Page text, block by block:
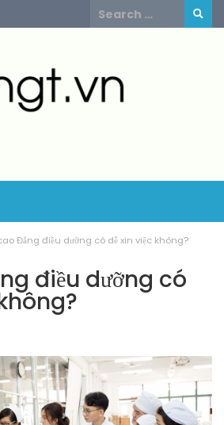
Search
for:
Đẳng điều dưỡng có dễ xin việc không?
điều dưỡng có